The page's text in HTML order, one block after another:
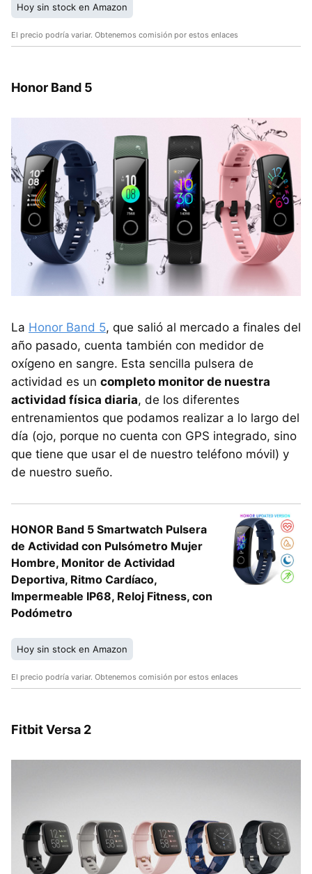
Hoy sin stock en Amazon
El precio podría variar. Obtenemos comisión por estos enlaces
Honor Band 5
La Honor Band 5, que salió al mercado a finales del
año pasado, cuenta también con medidor de
oxígeno en sangre. Esta sencilla pulsera de
actividad es un completo monitor de nuestra
actividad física diaria, de los diferentes
entrenamientos que podamos realizar a lo largo del
día (ojo, porque no cuenta con GPS integrado, sino
que tiene que usar el de nuestro teléfono móvil) y
de nuestro sueño.
HONOR Band 5 Smartwatch Pulsera
de Actividad con Pulsómetro Mujer
Hombre, Monitor de Actividad
Deportiva, Ritmo Cardíaco,
Impermeable IP68, Reloj Fitness, con
Podómetro
Hoy sin stock en Amazon
El precio podría variar. Obtenemos comisión por estos enlaces
Fitbit Versa 2